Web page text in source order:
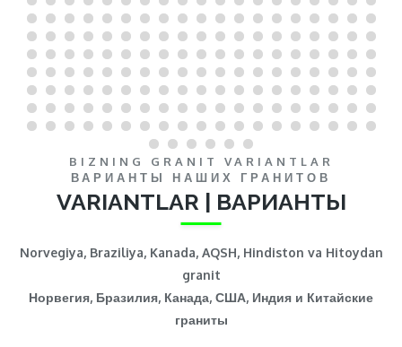
BIZNING GRANIT VARIANTLAR
ВАРИАНТЫ НАШИХ ГРАНИТОВ
VARIANTLAR | ВАРИАНТЫ
Norvegiya, Braziliya, Kanada, AQSH, Hindiston va Hitoydan
granit
Норвегия, Бразилия, Канада, США, Индия и Китайские
граниты